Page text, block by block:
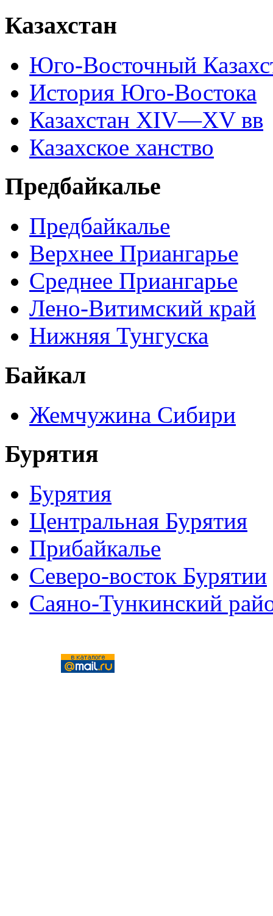
Казахстан
Юго-Восточный
История Юго-Востока
Казахстан XIV—XV вв
Казахское ханство
Предбайкалье
Предбайкалье
Верхнее Приангарье
Среднее Приангарье
Лено-Витимский край
Нижняя Тунгуска
Байкал
Жемчужина Сибири
Бурятия
Бурятия
Центральная Бурятия
Прибайкалье
Северо-восток Бурятии
Саяно-Тункинский